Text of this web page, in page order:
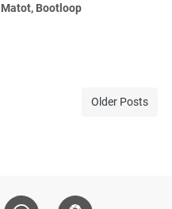
Matot, Bootloop
Older Posts